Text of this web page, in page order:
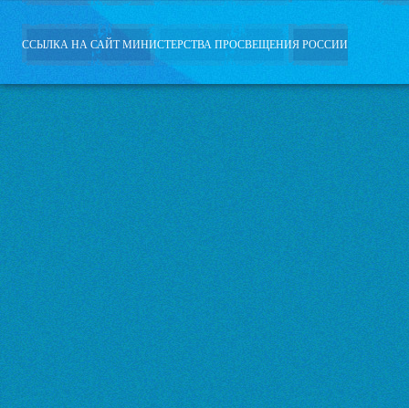
ССЫЛКА НА САЙТ МИНИСТЕРСТВА ПРОСВЕЩЕНИЯ РОССИИ